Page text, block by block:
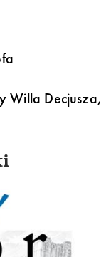
Willa Decjusza,